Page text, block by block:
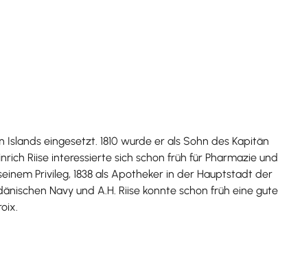
eingesetzt. 1810 wurde er als Sohn des Kapitän
Riise interessierte sich schon früh für Pharmazie und
Privileg, 1838 als Apotheker in der Hauptstadt der
Navy und A.H. Riise konnte schon früh eine gute